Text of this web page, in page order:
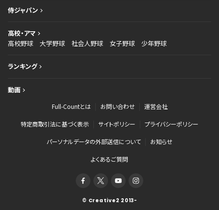
侍ジャパン
高校・アマ
高校野球
大学野球 社会人野球 女子野球 少年野球
ランキング
動画
Full-Countとは お問い合わせ 運営会社
特定商取引法に基づく表示 サイトポリシー プライバシーポリシー
パーソナルデータの外部送信について お知らせ
よくあるご質問
© Creative2 2013-